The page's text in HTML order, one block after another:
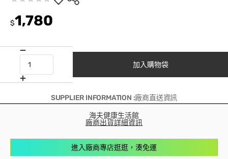
$1,780
加入購物袋
SUPPLIER INFORMATION :廠商直送資訊
海夫健康生活館
廠商出貨詳細資訊
進入廠商專店逛逛，湊免運